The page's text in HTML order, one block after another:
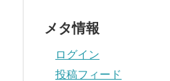
メタ情報
ログイン
投稿フィード